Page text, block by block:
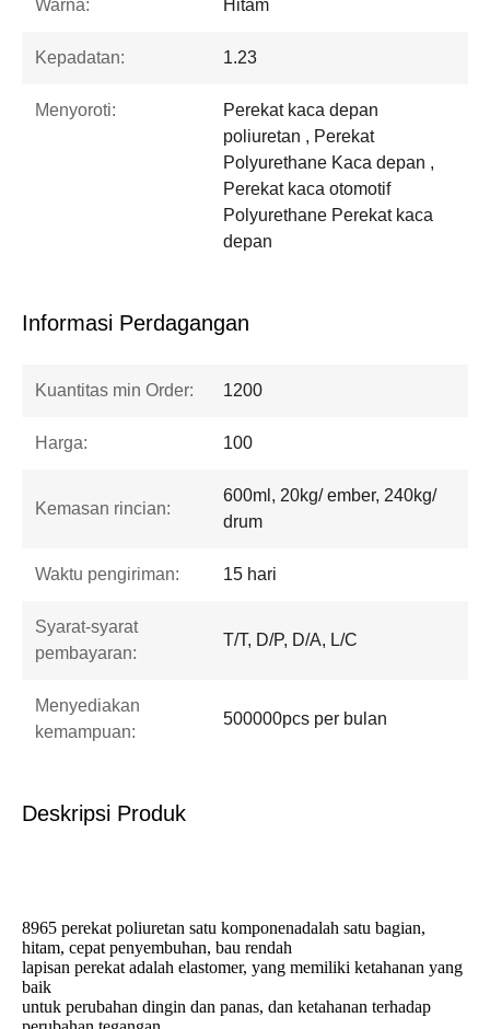
Warna: Hitam
Kepadatan: 1.23
Menyoroti:
Perekat kaca depan
poliuretan , Perekat
Polyurethane Kaca depan ,
Perekat kaca otomotif
Polyurethane Perekat kaca
depan
Informasi Perdagangan
Kuantitas min Order: 1200
Harga: 100
Kemasan rincian:
600ml, 20kg/ ember, 240kg/
drum
Waktu pengiriman: 15 hari
Syarat-syarat
pembayaran:
T/T, D/P, D/A, L/C
Menyediakan
kemampuan:
500000pcs per bulan
Deskripsi Produk
8965 perekat poliuretan satu komponenadalah satu bagian,
hitam, cepat penyembuhan, bau rendah
lapisan perekat adalah elastomer, yang memiliki ketahanan yang
baik
untuk perubahan dingin dan panas, dan ketahanan terhadap